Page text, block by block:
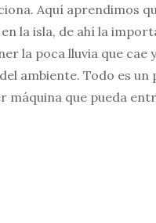
Aquí aprendimos
la isla, de ahí la
la poca lluvia que cae
ambiente. Todo es un
máquina que pueda